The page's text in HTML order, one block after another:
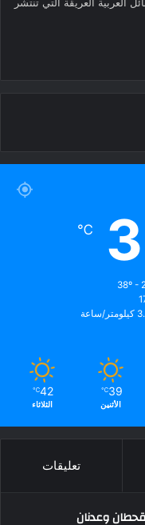
العربية العريقة التي تنتشر
℃
ساعة
39
℃
الأثنين
42
℃
الثلاثاء
تعليقات
وعدنان